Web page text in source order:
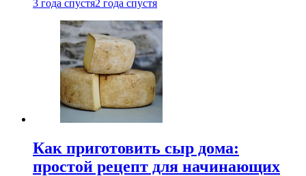
3 года спустя2 года спустя
Как приготовить сыр дома:
простой рецепт для начинающих